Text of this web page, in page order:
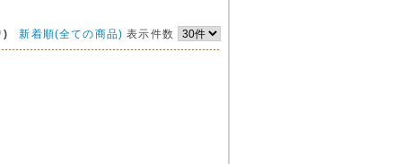
) 新着順(全ての商品) 表示件数